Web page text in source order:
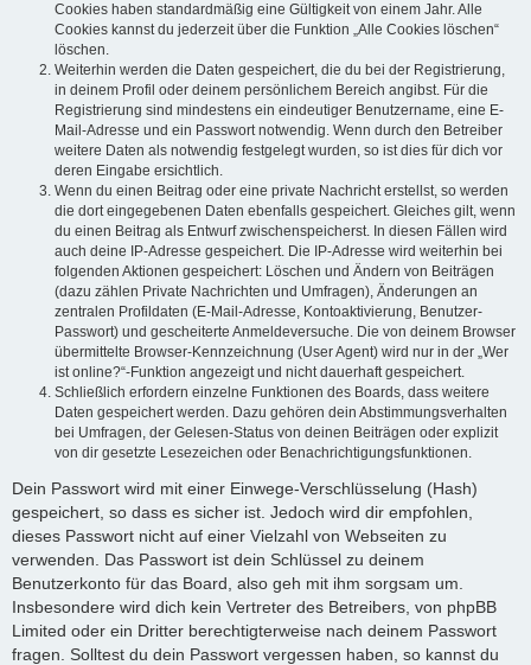
Cookies haben standardmäßig eine Gültigkeit von einem Jahr. Alle
Cookies kannst du jederzeit über die Funktion „Alle Cookies löschen“
löschen.
Weiterhin werden die Daten gespeichert, die du bei der Registrierung,
in deinem Profil oder deinem persönlichem Bereich angibst. Für die
Registrierung sind mindestens ein eindeutiger Benutzername, eine E-
Mail-Adresse und ein Passwort notwendig. Wenn durch den Betreiber
weitere Daten als notwendig festgelegt wurden, so ist dies für dich vor
deren Eingabe ersichtlich.
Wenn du einen Beitrag oder eine private Nachricht erstellst, so werden
die dort eingegebenen Daten ebenfalls gespeichert. Gleiches gilt, wenn
du einen Beitrag als Entwurf zwischenspeicherst. In diesen Fällen wird
auch deine IP-Adresse gespeichert. Die IP-Adresse wird weiterhin bei
folgenden Aktionen gespeichert: Löschen und Ändern von Beiträgen
(dazu zählen Private Nachrichten und Umfragen), Änderungen an
zentralen Profildaten (E-Mail-Adresse, Kontoaktivierung, Benutzer-
Passwort) und gescheiterte Anmeldeversuche. Die von deinem Browser
übermittelte Browser-Kennzeichnung (User Agent) wird nur in der „Wer
ist online?“-Funktion angezeigt und nicht dauerhaft gespeichert.
Schließlich erfordern einzelne Funktionen des Boards, dass weitere
Daten gespeichert werden. Dazu gehören dein Abstimmungsverhalten
bei Umfragen, der Gelesen-Status von deinen Beiträgen oder explizit
von dir gesetzte Lesezeichen oder Benachrichtigungsfunktionen.
Dein Passwort wird mit einer Einwege-Verschlüsselung (Hash)
gespeichert, so dass es sicher ist. Jedoch wird dir empfohlen,
dieses Passwort nicht auf einer Vielzahl von Webseiten zu
verwenden. Das Passwort ist dein Schlüssel zu deinem
Benutzerkonto für das Board, also geh mit ihm sorgsam um.
Insbesondere wird dich kein Vertreter des Betreibers, von phpBB
Limited oder ein Dritter berechtigterweise nach deinem Passwort
fragen. Solltest du dein Passwort vergessen haben, so kannst du